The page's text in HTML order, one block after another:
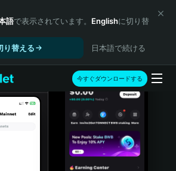
語で表示されています。 Englishに切り替
り替える
日本語で続ける
今すぐダウンロードする